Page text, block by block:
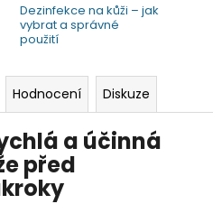
Dezinfekce na kůži – jak
vybrat a správné
použití
Hodnocení Diskuze
a účinná
před